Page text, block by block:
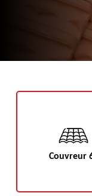
Couvreur